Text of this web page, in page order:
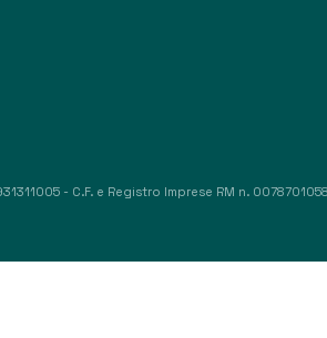
- C.F. e Registro Imprese RM n.